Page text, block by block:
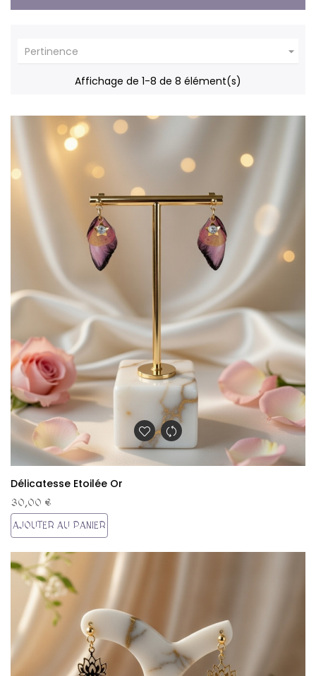
Pertinence 
Affichage de 1-8 de 8 élément(s)
Délicatesse Etoilée Or
30,00 €
AJOUTER AU PANIER